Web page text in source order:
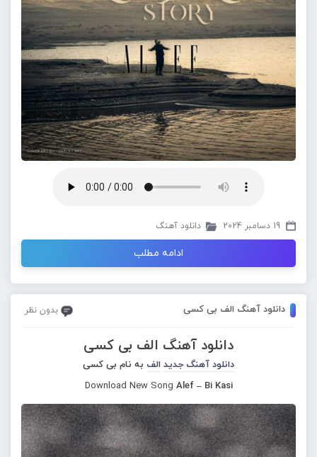
19 دسامبر 2024 دانلود آهنگ
ادامه مطلب
دانلود آهنگ الف بی کسی بدون نظر
دانلود آهنگ الف بی کسی
دانلود آهنگ جدید الف به نام بی کسی
Download New Song Alef – Bi Kasi